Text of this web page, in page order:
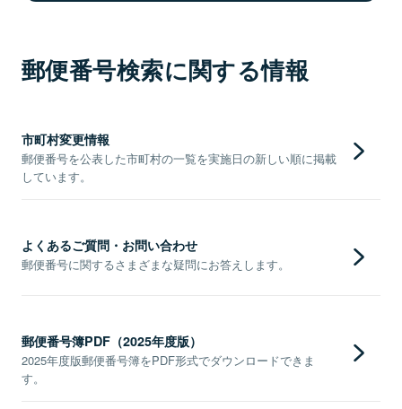
郵便番号検索に関する情報
市町村変更情報
郵便番号を公表した市町村の一覧を実施日の新しい順に掲載
しています。
よくあるご質問・お問い合わせ
郵便番号に関するさまざまな疑問にお答えします。
郵便番号簿PDF（2025年度版）
2025年度版郵便番号簿をPDF形式でダウンロードできま
す。